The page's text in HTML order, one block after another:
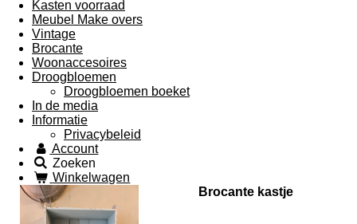
Kasten voorraad
Meubel Make overs
Vintage
Brocante
Woonaccesoires
Droogbloemen
Droogbloemen boeket
In de media
Informatie
Privacybeleid
Account
Zoeken
Winkelwagen
Brocante kastje